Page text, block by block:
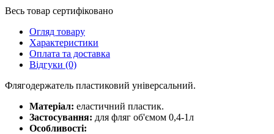
Весь товар сертифіковано
Огляд товару
Характеристики
Оплата та доставка
Відгуки (0)
Флягодержатель пластиковий універсальний.
Матеріал: еластичний пластик.
Застосування: для фляг об'ємом 0,4-1л
Особливості: